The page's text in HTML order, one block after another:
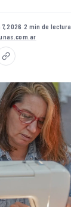
2026 ·2 min de lectura